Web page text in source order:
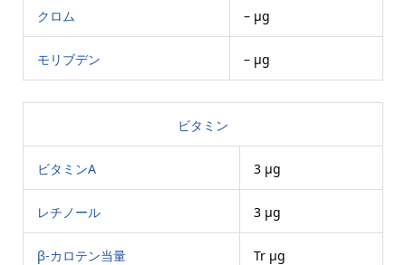
クロム – μg
モリブデン – μg
ビタミン
ビタミンA 3 μg
レチノール 3 μg
β-カロテン当量 Tr μg